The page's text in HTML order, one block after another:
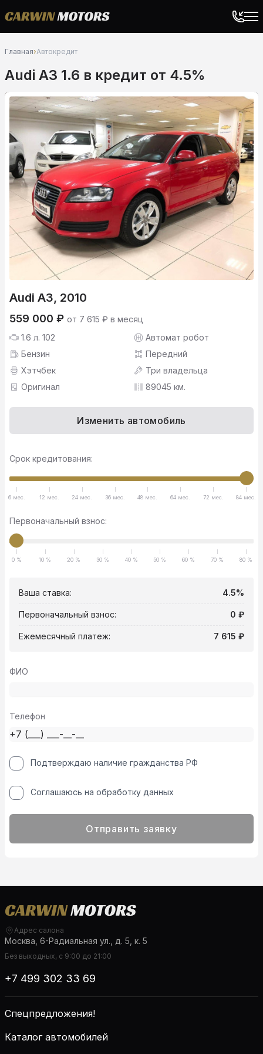
Главная›Автокредит
Audi A3 1.6 в кредит от 4.5%
Audi A3, 2010
559 000 ₽ от 7 615 ₽ в месяц
1.6 л. 102
Автомат робот
Бензин
Передний
Хэтчбек
Три владельца
Оригинал
89045 км.
Изменить автомобиль
Срок кредитования:
6 мес. 12 мес. 24 мес. 36 мес. 48 мес. 64 мес. 72 мес. 84 мес.
Первоначальный взнос:
0 % 10 % 20 % 30 % 40 % 50 % 60 % 70 % 80 %
Ваша ставка: 4.5%
Первоначальный взнос: 0 ₽
Ежемесячный платеж: 7 615 ₽
ФИО
Телефон
Подтверждаю наличие гражданства РФ
Соглашаюсь на обработку данных
Отправить заявку
Адрес салона
Москва, 6-Радиальная ул., д. 5, к. 5
Без выходных, с 9:00 до 21:00
+7 499 302 33 69
Спецпредложения!
Каталог автомобилей